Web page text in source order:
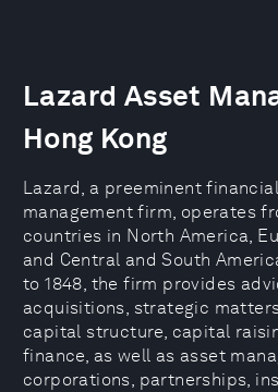
Lazard Asset
Hong Kong
Lazard, a preeminent
management firm, operates
countries in North America,
and Central and South
to 1848, the firm provides
acquisitions, strategic
capital structure, capital
finance, as well as asset
corporations, partnerships,